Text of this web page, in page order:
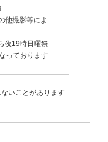
他撮影等によ
夜19時日曜祭
っております
いことがあります